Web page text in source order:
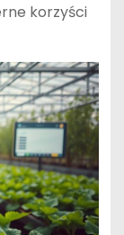
korzyści